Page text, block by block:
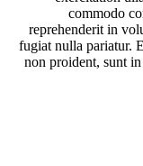
commodo
reprehenderit in
fugiat nulla pariatur.
non proident, sunt